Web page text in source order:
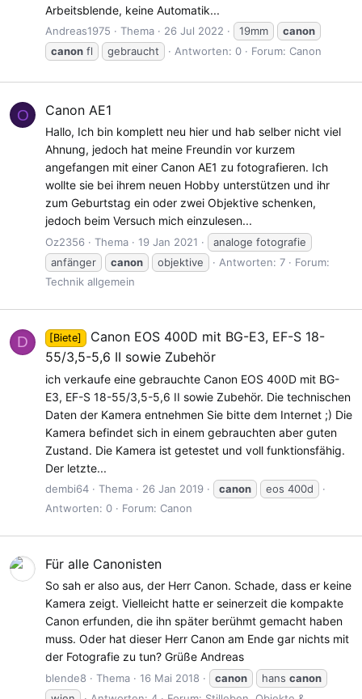
Arbeitsblende, keine Automatik...
Andreas1975 Thema 26 Jul 2022 19mm
canon
canon fl gebraucht Antworten: 0 Forum: Canon
O Canon AE1
Hallo, Ich bin komplett neu hier und hab selber nicht viel
Ahnung, jedoch hat meine Freundin vor kurzem
angefangen mit einer Canon AE1 zu fotografieren. Ich
wollte sie bei ihrem neuen Hobby unterstützen und ihr
zum Geburtstag ein oder zwei Objektive schenken,
jedoch beim Versuch mich einzulesen...
Oz2356 Thema 19 Jan 2021
analoge fotografie
anfänger
canon objektive Antworten: 7
Forum:
Technik allgemein
D [Biete]
Canon EOS 400D mit BG-E3, EF-S 18-
55/3,5-5,6 II sowie Zubehör
ich verkaufe eine gebrauchte Canon EOS 400D mit BG-
E3, EF-S 18-55/3,5-5,6 II sowie Zubehör. Die technischen
Daten der Kamera entnehmen Sie bitte dem Internet ;) Die
Kamera befindet sich in einem gebrauchten aber guten
Zustand. Die Kamera ist getestet und voll funktionsfähig.
Der letzte...
dembi64 Thema 26 Jan 2019 canon
eos 400d
Antworten: 0
Forum: Canon
Für alle Canonisten
So sah er also aus, der Herr Canon. Schade, dass er keine
Kamera zeigt. Vielleicht hatte er seinerzeit die kompakte
Canon erfunden, die ihn später berühmt gemacht haben
muss. Oder hat dieser Herr Canon am Ende gar nichts mit
der Fotografie zu tun? Grüße Andreas
blende8 Thema 16 Mai 2018 canon hans canon